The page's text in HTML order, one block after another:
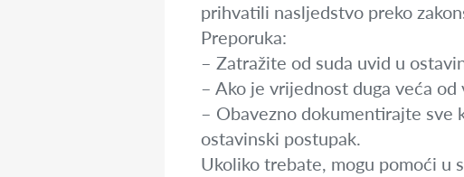
prihvatili nasljedstvo preko
Preporuka:
– Zatražite od suda uvid u
– Ako je vrijednost duga veća
– Obavezno dokumentirajte sve
ostavinski postupak.
Ukoliko trebate, mogu pomoći u